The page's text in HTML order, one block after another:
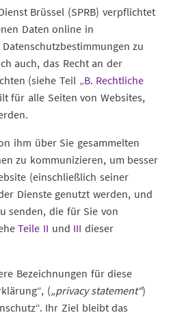
Brüssel (SPRB) verpflichtet
Daten online in
zu
auch, das Recht an der
(siehe Teil „B. Rechtliche
für alle Seiten von Websites,
ihm über Sie gesammelten
zu kommunizieren, um besser
(einschließlich seiner
Dienste genutzt werden, und
senden, die für Sie von
Teile II und III dieser
Bezeichnungen für diese
(„privacy statement“)
Ihr Ziel bleibt das